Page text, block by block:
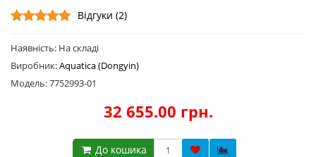
Відгуки (2)
Наявність: На складі
Виробник:Aquatica (Dongyin)
Модель: 7752993-01
32 655.00 грн.
До кошика